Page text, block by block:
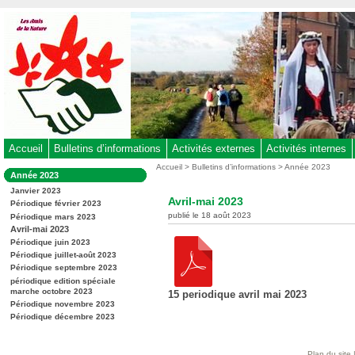
au
contenu
-
Aller
au
menu
-
à
la
recherche
Accueil Bulletins d’informations Activités externes Activités internes
Dans
la
rubrique
:
Année 2023
Janvier 2023
Périodique février 2023
Périodique mars 2023
Avril-mai 2023
Périodique juin 2023
Périodique juillet-août 2023
Périodique septembre 2023
périodique edition spéciale
marche octobre 2023
Périodique novembre 2023
Périodique décembre 2023
Vous
Accueil >Bulletins d’informations >Année 2023
Avril-mai 2023
publié le 18 août 2023
15 periodique avril mai 2023